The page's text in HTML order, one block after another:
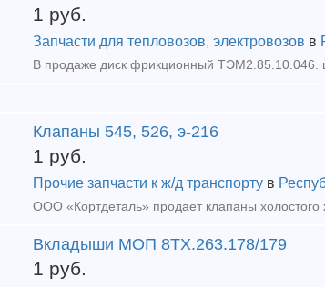
1 руб.
Запчасти для тепловозов, электровозов в
В продаже диск фрикционный ТЭМ2.85.10.046.
Клапаны 545, 526, э-216
1 руб.
Прочие запчасти к ж/д транспорту в
Вкладыши МОП 8ТХ.263.178/179
1 руб.